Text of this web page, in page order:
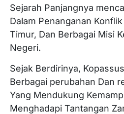
Sejarah Panjangnya
Dalam Penanganan
Timur, Dan Berbagai Misi
Negeri.
Sejak Berdirinya,
Berbagai perubahan Dan
Yang Mendukung
Menghadapi Tantangan